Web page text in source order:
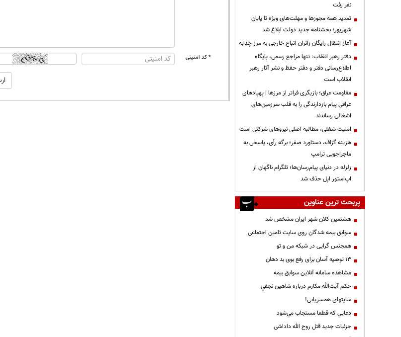
* کد امنیتی
نفر رفت
تمدید همه مجوزها و مهلت‌های ویژه تا پایان
شهریور؛ بخشنامه جدید دولت ابلاغ شد
آغاز انتقال رایگان زائران اتباع خارجی به مرز چذابه
دفتر رهبر انقلاب: تنها مراجع رسمی، پایگاه
اطلاع‌رسانی دفتر و دفتر حفظ و نشر آثار رهبر
انقلاب است
مقاومت عراق؛ بازیگری فراتر از مرزها | پهپادهای
عراقی پیام بازدارندگی را به قلب سرزمین‌های
اشغالی رساندند
‌امنیت شغلی، مطالبه اصلی نیروهای شرکتی است
هزینه گزاف، دستاورد صفر؛ برگه رأی، پاسخی به
ماجراجویی ترامپ
زلزله در دنیای پیام‌رسان‌ها؛ تلگرام ناگهان از
اپ‌استور اپل حذف شد
پربحث ترین عناوین
هشتمین کلان شهر ایران مشخص شد
سوابق بیمه شدگان روی سایت تامین اجتماعی
همجنس گرایی در شبکه من و تو
13 توصیه آسان برای رفع بوی بد دهان
مشاهده سامانه آنلاين سوابق بیمه
حكم آيت‌الله مكارم درباره شاهين نجفي
سایتهای همسریابی!
دعايي كه قطعا مستجاب مي‌شود
جزئیات جدید قتل روح الله داداشی